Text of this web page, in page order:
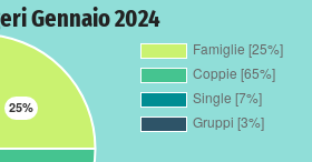
Gennaio 2024